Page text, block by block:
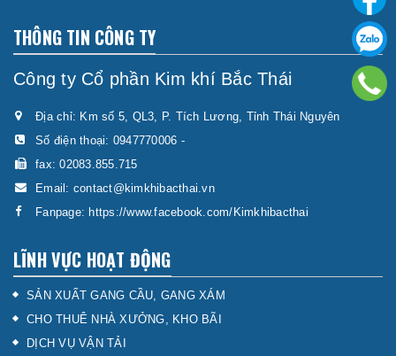
THÔNG TIN CÔNG TY
Công ty Cổ phần Kim khí Bắc Thái
Địa chỉ: Km số 5, QL3, P. Tích Lương, Tỉnh Thái Nguyên
Số điện thoại: 0947770006 -
fax: 02083.855.715
Email: contact@kimkhibacthai.vn
Fanpage: https://www.facebook.com/Kimkhibacthai
LĨNH VỰC HOẠT ĐỘNG
SẢN XUẤT GANG CẦU, GANG XÁM
CHO THUÊ NHÀ XƯỞNG, KHO BÃI
DỊCH VỤ VẬN TẢI